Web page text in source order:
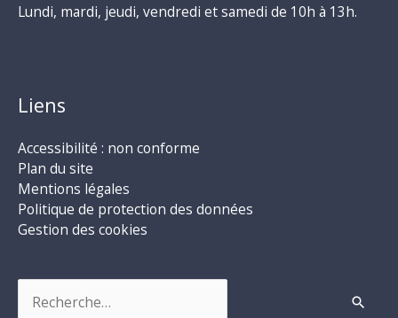
Lundi, mardi, jeudi, vendredi et samedi de 10h à 13h.
Liens
Accessibilité : non conforme
Plan du site
Mentions légales
Politique de protection des données
Gestion des cookies